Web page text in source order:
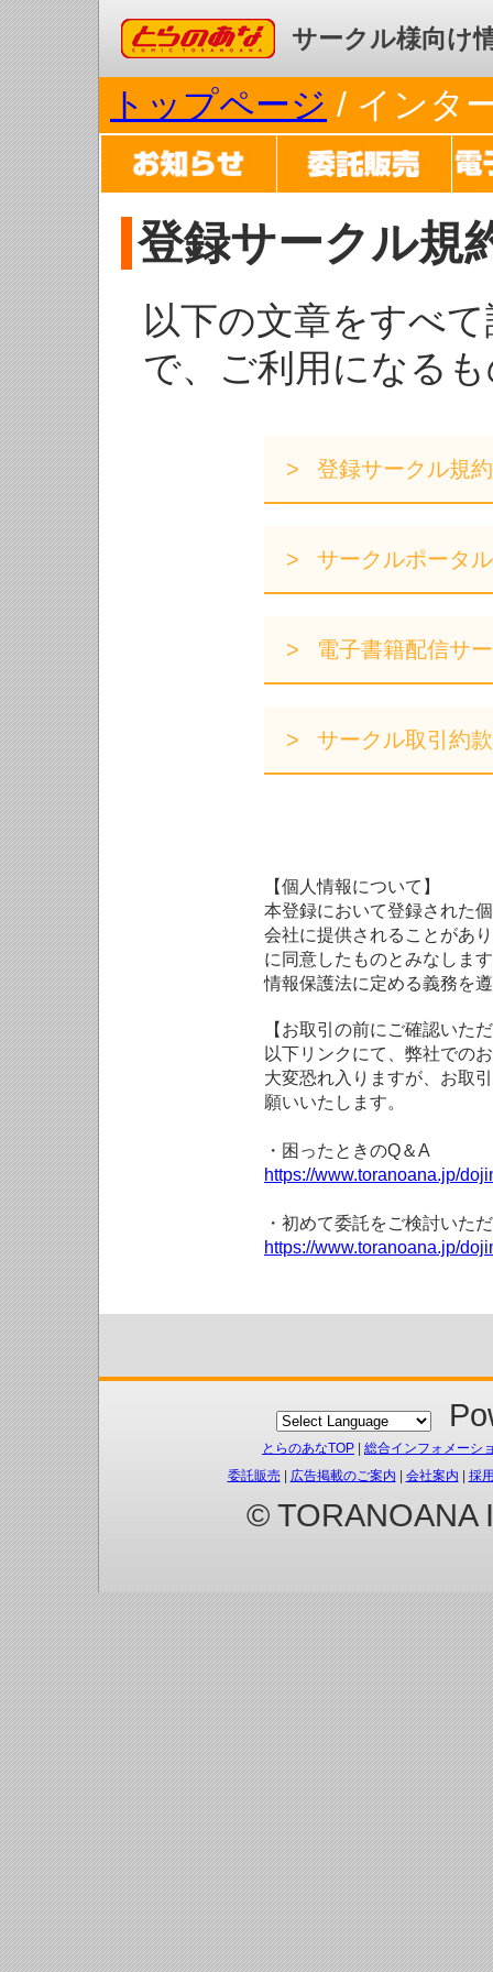
コミックとらのあな サークル様向け
トップページ / インタ
登録サークル規
以下の文章をすべ
で、ご利用になる
登録サークル規約
サークルポータ
電子書籍配信サ
サークル取引約款
【個人情報について】
本登録において登録された
会社に提供されることがあ
に同意したものとみなしま
情報保護法に定める義務を
【お取引の前にご確認いた
以下リンクにて、弊社での
大変恐れ入りますが、お取
願いいたします。
・困ったときのQ＆A
https://www.toranoana.jp/
・初めて委託をご検討いた
https://www.toranoana.jp/
とらのあなTOP
総合インフォメーシ
委託販売| 広告掲載のご案内 会社案内 採
© TORANOANA